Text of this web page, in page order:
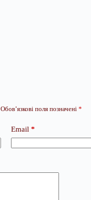
Обов’язкові поля позначені *
Email *